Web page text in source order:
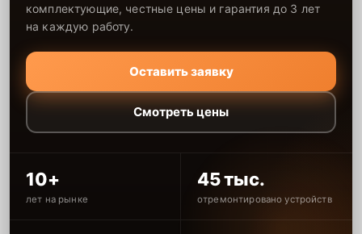
комплектующие, честные цены и гарантия до 3 лет
на каждую работу.
Оставить заявку
Смотреть цены
10+
лет на рынке
45 тыс.
отремонтировано устройств